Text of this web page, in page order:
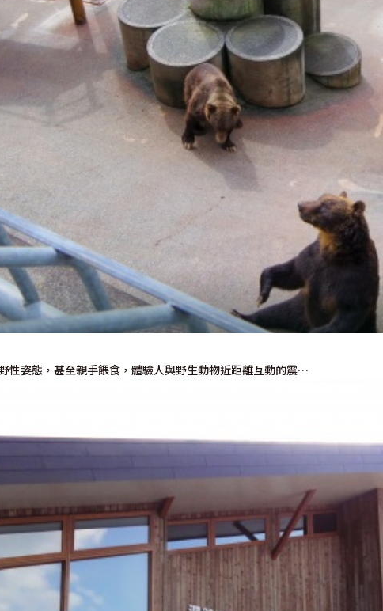
性姿態，甚至親手餵食，體驗人與野生動物近距離互動的震…